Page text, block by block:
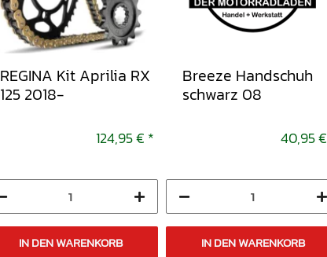
REGINA Kit Aprilia RX
125 2018-
124,95 € *
IN DEN WARENKORB
Breeze Handschuh
schwarz 08
40,95 €
IN DEN WARENKORB